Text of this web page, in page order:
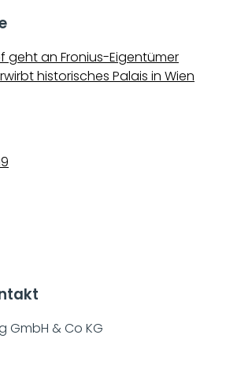
geht an Fronius-Eigentümer
historisches Palais in Wien
GmbH & Co KG